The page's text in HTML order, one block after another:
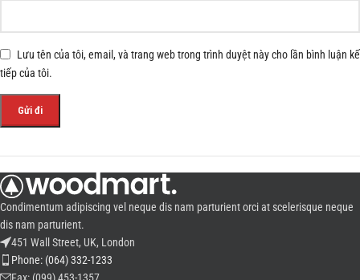
Lưu tên của tôi, email, và trang web trong trình duyệt này cho lần bình luận kế
tiếp của tôi.
Condimentum adipiscing vel neque dis nam parturient orci at scelerisque neque
dis nam parturient.
451 Wall Street, UK, London
Phone: (064) 332-1233
Fax: (099) 453-1357